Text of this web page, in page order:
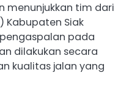
menunjukkan tim dari
Kabupaten Siak
pada
dilakukan secara
kualitas jalan yang